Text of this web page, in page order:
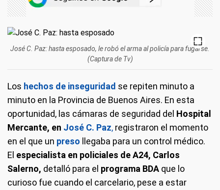
José C. Paz: hasta esposado, le robó el arma al policía para fugarse.
(Captura de Tv)
Los hechos de inseguridad se repiten minuto a
minuto en la Provincia de Buenos Aires. En esta
oportunidad, las cámaras de seguridad del Hospital
Mercante, en José C. Paz, registraron el momento
en el que un preso llegaba para un control médico.
El especialista en policiales de A24, Carlos
Salerno, detalló para el programa BDA que lo
curioso fue cuando el carcelario, pese a estar